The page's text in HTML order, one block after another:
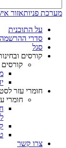
מערכת פניותאזור
על התוכנית
סדרי ההרשמה
סגל
קורסים
קורסים
חומרי עזר
חומרי
צרו קשר